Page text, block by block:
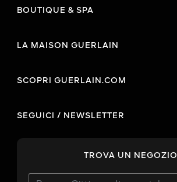
BOUTIQUE & SPA
LA MAISON GUERLAIN
SCOPRI GUERLAIN.COM
SEGUICI / NEWSLETTER
TROVA UN NEGOZIO